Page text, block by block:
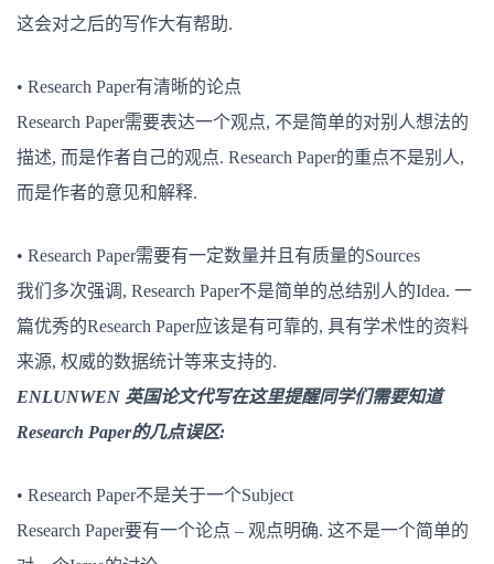
这会对之后的写作大有帮助.
• Research Paper有清晰的论点
Research Paper需要表达一个观点, 不是简单的对别人想法的
描述, 而是作者自己的观点. Research Paper的重点不是别人,
而是作者的意见和解释.
• Research Paper需要有一定数量并且有质量的Sources
我们多次强调, Research Paper不是简单的总结别人的Idea. 一
篇优秀的Research Paper应该是有可靠的, 具有学术性的资料
来源, 权威的数据统计等来支持的.
ENLUNWEN 英国论文代写在这里提醒同学们需要知道
Research Paper的几点误区:
• Research Paper不是关于一个Subject
Research Paper要有一个论点 – 观点明确. 这不是一个简单的